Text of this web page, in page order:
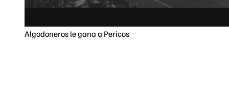
Algodoneros le gana a Pericos